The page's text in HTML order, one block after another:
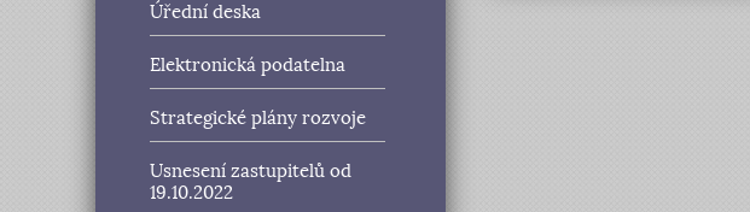
Úřední deska
Elektronická podatelna
Strategické plány rozvoje
Usnesení zastupitelů od
19.10.2022